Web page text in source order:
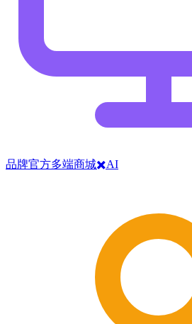
品牌官方多端商城✖️AI